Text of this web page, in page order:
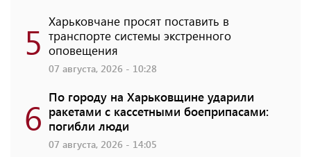
5 Харьковчане просят поставить в
транспорте системы экстренного
оповещения
07 августа, 2026 - 10:28
6 По городу на Харьковщине ударили
ракетами с кассетными боеприпасами:
погибли люди
07 августа, 2026 - 14:05